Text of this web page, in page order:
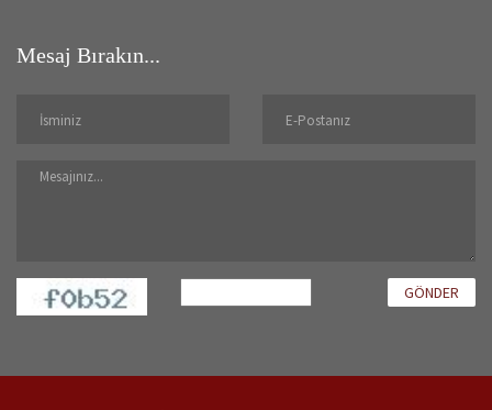
Mesaj Bırakın...
GÖNDER